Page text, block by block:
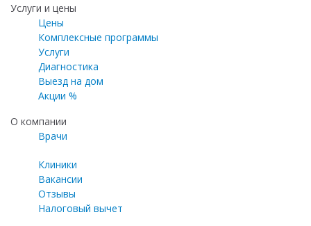
Услуги и цены
Цены
Комплексные программы
Услуги
Диагностика
Выезд на дом
Акции %
О компании
Врачи
Клиники
Вакансии
Отзывы
Налоговый вычет